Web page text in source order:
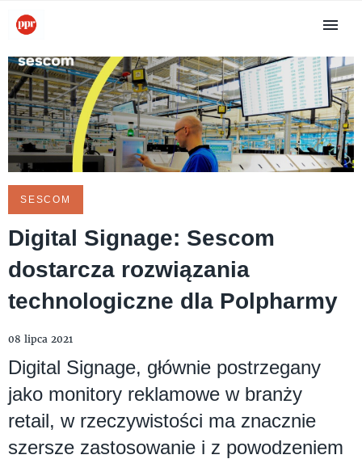
SESCOM
Digital Signage: Sescom
dostarcza rozwiązania
technologiczne dla Polpharmy
08 lipca 2021
Digital Signage, głównie postrzegany
jako monitory reklamowe w branży
retail, w rzeczywistości ma znacznie
szersze zastosowanie i z powodzeniem